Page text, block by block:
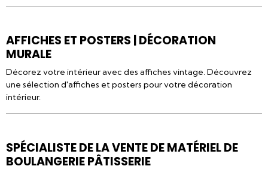
AFFICHES ET POSTERS | DÉCORATION
MURALE
Décorez votre intérieur avec des affiches vintage. Découvrez
une sélection d'affiches et posters pour votre décoration
intérieur.
SPÉCIALISTE DE LA VENTE DE MATÉRIEL DE
BOULANGERIE PÂTISSERIE